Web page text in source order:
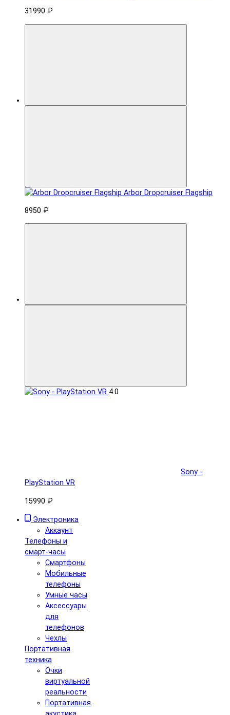
31990 ₽
Arbor Dropcruiser Flagship
8950 ₽
4.0
Sony -
PlayStation VR
15990 ₽
Электроника
Аккаунт
Телефоны и
смарт-часы
Смартфоны
Мобильные
телефоны
Умные часы
Аксессуары
для
телефонов
Чехлы
Портативная
техника
Очки
виртуальной
реальности
Портативная